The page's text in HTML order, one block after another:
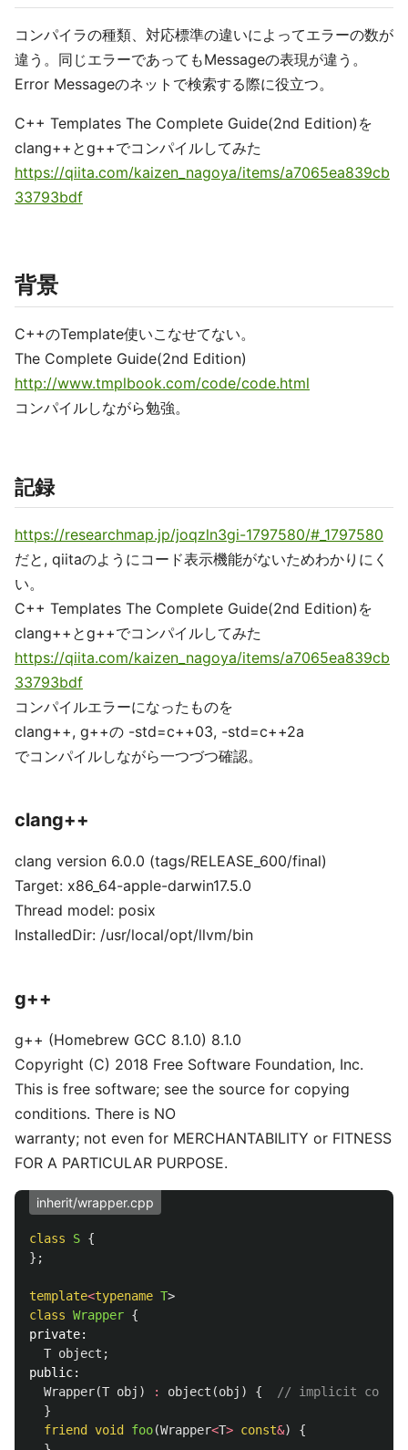
コンパイラの種類、対応標準の違いによってエラーの数が
違う。同じエラーであってもMessageの表現が違う。
Error Messageのネットで検索する際に役立つ。
C++ Templates The Complete Guide(2nd Edition)を
clang++とg++でコンパイルしてみた
https://qiita.com/kaizen_nagoya/items/a7065ea839cb
33793bdf
背景
C++のTemplate使いこなせてない。
The Complete Guide(2nd Edition)
http://www.tmplbook.com/code/code.html
コンパイルしながら勉強。
記録
https://researchmap.jp/joqzln3gi-1797580/#_1797580
だと, qiitaのようにコード表示機能がないためわかりにく
い。
C++ Templates The Complete Guide(2nd Edition)を
clang++とg++でコンパイルしてみた
https://qiita.com/kaizen_nagoya/items/a7065ea839cb
33793bdf
コンパイルエラーになったものを
clang++, g++の -std=c++03, -std=c++2a
でコンパイルしながら一つづつ確認。
clang++
clang version 6.0.0 (tags/RELEASE_600/final)
Target: x86_64-apple-darwin17.5.0
Thread model: posix
InstalledDir: /usr/local/opt/llvm/bin
g++
g++ (Homebrew GCC 8.1.0) 8.1.0
Copyright (C) 2018 Free Software Foundation, Inc.
This is free software; see the source for copying
conditions. There is NO
warranty; not even for MERCHANTABILITY or FITNESS
FOR A PARTICULAR PURPOSE.
inherit/wrapper.cpp
class S {
};
template<typename T>
class Wrapper {
private:
T object ;
public:
Wrapper(T obj ) : object (obj ) {
// implicit
}
friend
void foo(Wrapper<T> const&)
{